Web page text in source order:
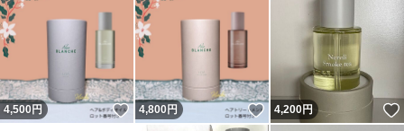
IRONOWA Cashmere oil
イロノワ カシミヤ オイル
4,500円 いいね！
4,800円 いいね！
4,200円